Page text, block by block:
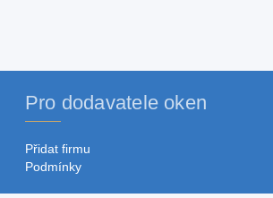
Pro dodavatele oken
Přidat firmu
Podmínky